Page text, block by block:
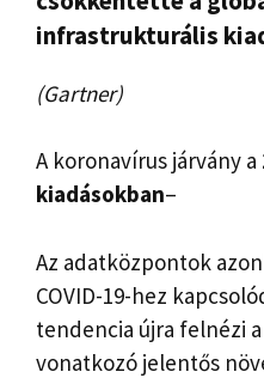
infrastrukturális
(Gartner)
A koronavírus járvány a
kiadásokban–
Az adatközpontok
COVID-19-hez
tendencia újra felnézi
vonatkozó jelentős